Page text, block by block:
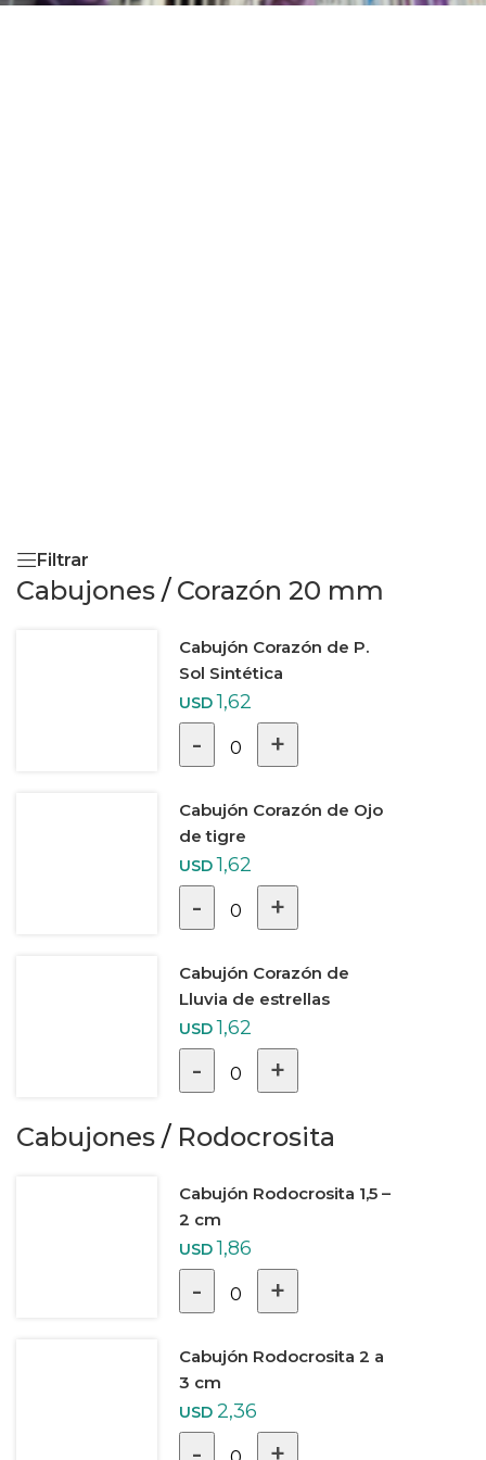
Filtrar
Cabujones / Corazón 20 mm
Cabujón Corazón de P.
Sol Sintética
USD 1,62
- 0 +
Cabujón Corazón de Ojo
de tigre
USD 1,62
- 0 +
Cabujón Corazón de
Lluvia de estrellas
USD 1,62
- 0 +
Cabujones / Rodocrosita
Cabujón Rodocrosita 1,5 –
2 cm
USD 1,86
- 0 +
Cabujón Rodocrosita 2 a
3 cm
USD 2,36
- +